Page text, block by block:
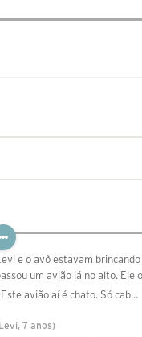
e o avô estavam
um avião lá no alto. Ele
avião aí é chato. Só cab…
7 anos)